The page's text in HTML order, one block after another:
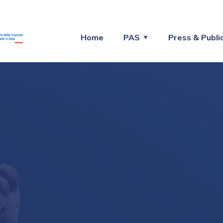
Home PAS Press &